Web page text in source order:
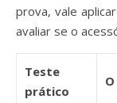
prova, vale
avaliar se o
Teste
prático